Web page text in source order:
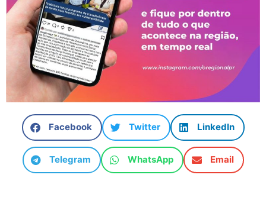
Facebook Twitter LinkedIn
Telegram WhatsApp Email